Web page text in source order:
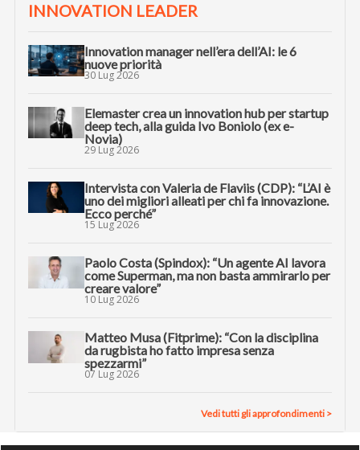
INNOVATION LEADER
Innovation manager nell’era dell’AI: le 6
nuove priorità
30 Lug 2026
Elemaster crea un innovation hub per startup
deep tech, alla guida Ivo Boniolo (ex e-
Novia)
29 Lug 2026
Intervista con Valeria de Flaviis (CDP): “L’AI è
uno dei migliori alleati per chi fa innovazione.
Ecco perché”
15 Lug 2026
Paolo Costa (Spindox): “Un agente AI lavora
come Superman, ma non basta ammirarlo per
creare valore”
10 Lug 2026
Matteo Musa (Fitprime): “Con la disciplina
da rugbista ho fatto impresa senza
spezzarmi”
07 Lug 2026
Vedi tutti gli approfondimenti >